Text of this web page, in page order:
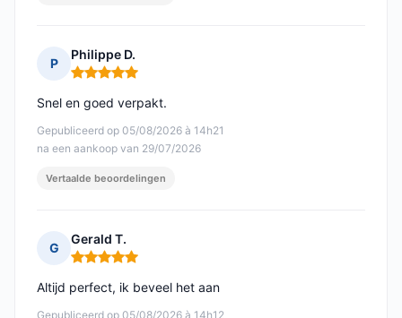
P
Philippe D.
Opmerking: 5 van 5
Gepubliceerd op 05/08/2026 à 14h21
na een aankoop van 29/07/2026
Snel en goed verpakt.
Vertaalde beoordelingen
G
Gerald T.
Opmerking: 5 van 5
Gepubliceerd op 05/08/2026 à 14h12
Altijd perfect, ik beveel het aan